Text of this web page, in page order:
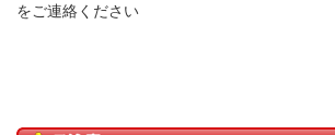
をご連絡ください